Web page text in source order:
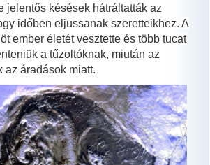
jelentős késések hátráltatták az
időben eljussanak szeretteikhez. A
ember életét vesztette és több tucat
a tűzoltóknak, miután az
az áradások miatt.